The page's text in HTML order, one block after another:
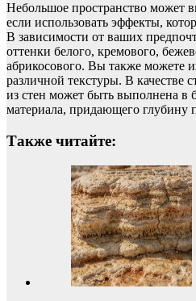
Небольшое пространство может
если использовать эффекты,
В зависимости от ваших
оттенки белого, кремового,
абрикосового. Вы также можете
различной текстуры. В качестве
из стен может быть выполнена в
материала, придающего глубину
Также читайте: